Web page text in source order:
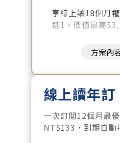
享線上讀18個月
選1，價值最高
好書清單：《大
的》、《致富心
回憶錄》、《激素
課》、《黃仁勳
往》
暢讀全站所有文章
月刊、特刊。​
每「季」一場訂戶
方案內
線上讀年訂
一次訂閱12個月最
NT$133，到期自動